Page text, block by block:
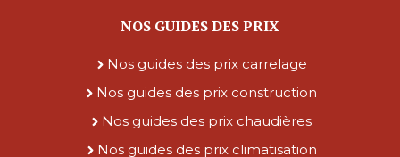
NOS GUIDES DES PRIX
Nos guides des prix carrelage
Nos guides des prix construction
Nos guides des prix chaudières
Nos guides des prix climatisation